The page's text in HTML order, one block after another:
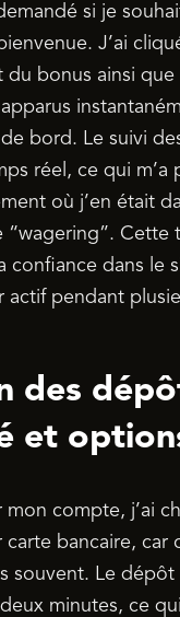
si je
J’ai
du bonus ainsi que
bord. Le suivi
réel, ce qui m’a
où j’en était
“wagering”. Cette
confiance dans le
actif pendant
des
et
mon compte, j’ai
bancaire, car
souvent. Le
minutes, ce